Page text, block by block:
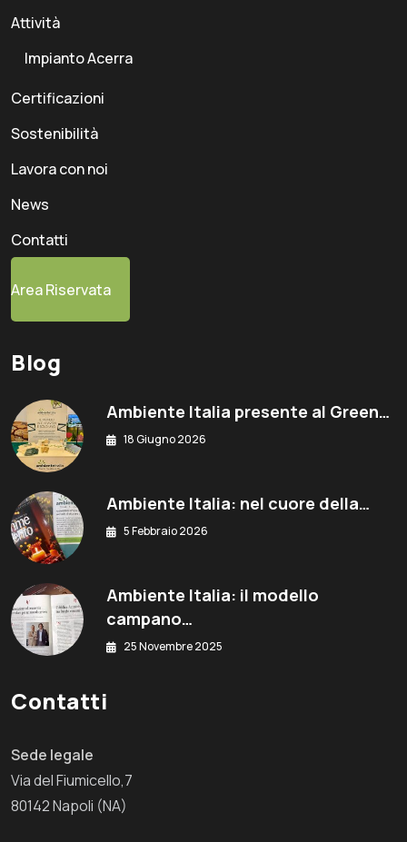
Attività
Impianto Acerra
Certificazioni
Sostenibilità
Lavora con noi
News
Contatti
Area Riservata
Blog
Ambiente Italia presente al Green…
18 Giugno 2026
Ambiente Italia: nel cuore della…
5 Febbraio 2026
Ambiente Italia: il modello
campano…
25 Novembre 2025
Contatti
Sede legale
Via del Fiumicello,7
80142 Napoli (NA)